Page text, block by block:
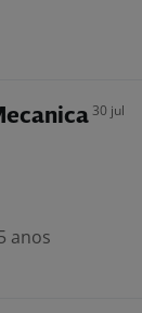
30 jul
anos